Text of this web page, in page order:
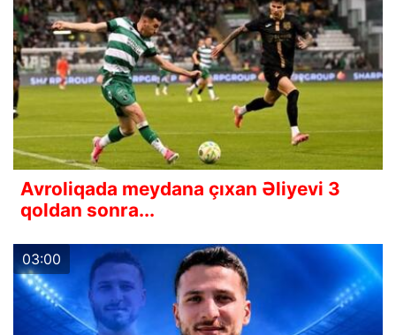
Avroliqada meydana çıxan Əliyevi 3
qoldan sonra...
03:00